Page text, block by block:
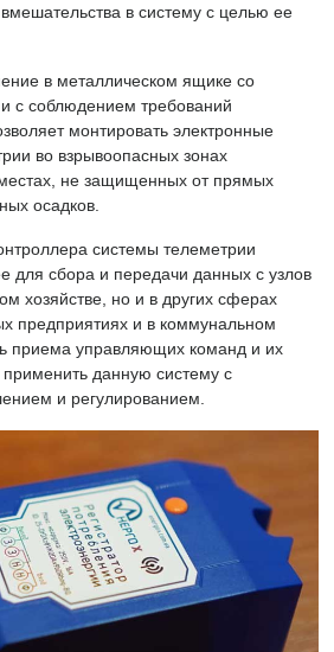
в систему с целью ее
в металлическом ящике со
с соблюдением требований
монтировать электронные
во взрывоопасных зонах
не защищенных от прямых
осадков.
системы телеметрии
для сбора и передачи данных с узлов
хозяйстве, но и в других сферах
предприятиях и в коммунальном
приема управляющих команд и их
данную систему с
и регулированием.